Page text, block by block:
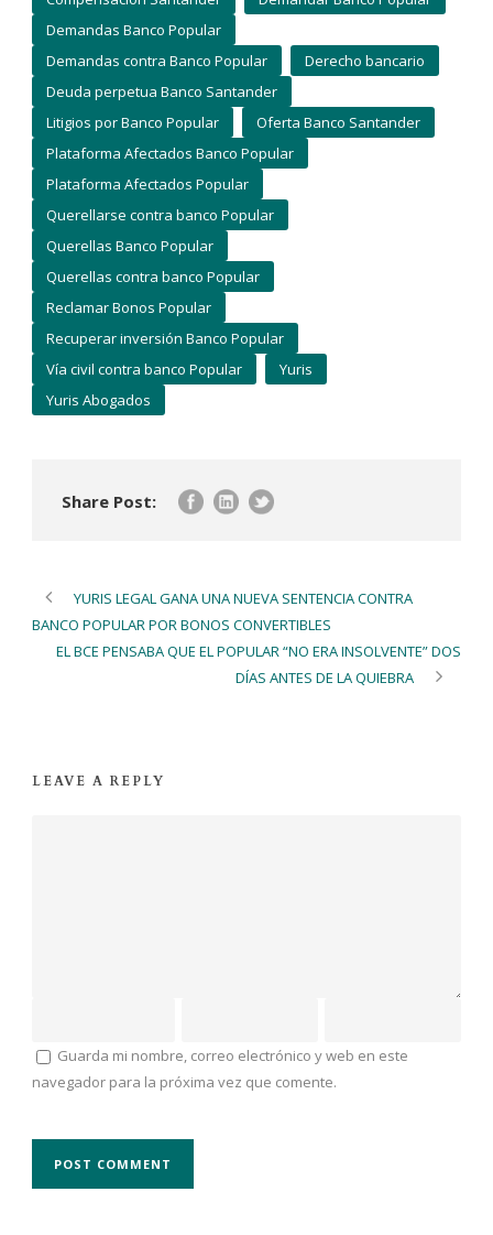
Demandas Banco Popular
Demandas contra Banco Popular
Derecho bancario
Deuda perpetua Banco Santander
Litigios por Banco Popular
Oferta Banco Santander
Plataforma Afectados Banco Popular
Plataforma Afectados Popular
Querellarse contra banco Popular
Querellas Banco Popular
Querellas contra banco Popular
Reclamar Bonos Popular
Recuperar inversión Banco Popular
Vía civil contra banco Popular
Yuris
Yuris Abogados
Share Post:
YURIS LEGAL GANA UNA NUEVA SENTENCIA CONTRA
BANCO POPULAR POR BONOS CONVERTIBLES
EL BCE PENSABA QUE EL POPULAR “NO ERA INSOLVENTE” DOS
DÍAS ANTES DE LA QUIEBRA
LEAVE A REPLY
Guarda mi nombre, correo electrónico y web en este
navegador para la próxima vez que comente.